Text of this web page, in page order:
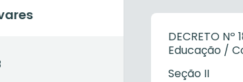
DECRETO
Educação /
Seção II